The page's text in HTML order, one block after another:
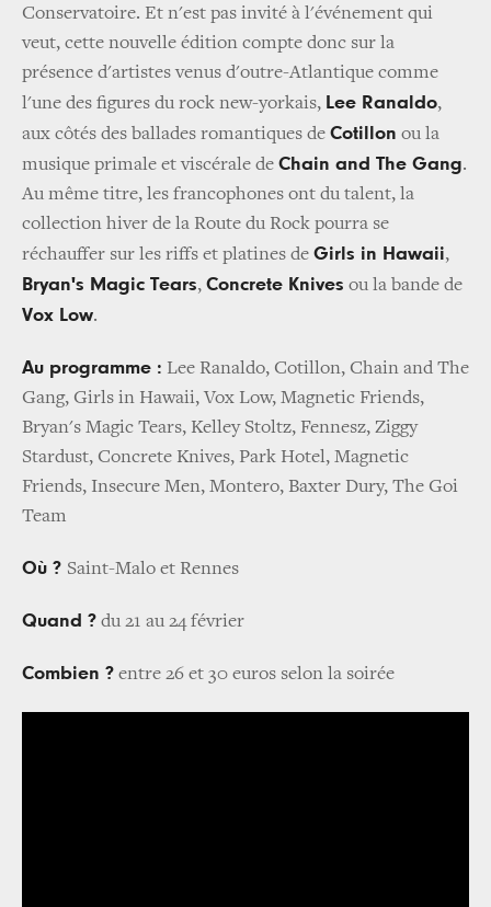
Conservatoire. Et n'est pas invité à l'événement qui
veut, cette nouvelle édition compte donc sur la
présence d'artistes venus d'outre-Atlantique comme
l'une des figures du rock new-yorkais, Lee Ranaldo,
aux côtés des ballades romantiques de Cotillon ou la
musique primale et viscérale de Chain and The Gang.
Au même titre, les francophones ont du talent, la
collection hiver de la Route du Rock pourra se
réchauffer sur les riffs et platines de Girls in Hawaii,
Bryan's Magic Tears, Concrete Knives ou la bande de
Vox Low.
Au programme : Lee Ranaldo, Cotillon, Chain and The
Gang, Girls in Hawaii, Vox Low, Magnetic Friends,
Bryan's Magic Tears, Kelley Stoltz, Fennesz, Ziggy
Stardust, Concrete Knives, Park Hotel, Magnetic
Friends, Insecure Men, Montero, Baxter Dury, The Goi
Team
Où ? Saint-Malo et Rennes
Quand ? du 21 au 24 février
Combien ? entre 26 et 30 euros selon la soirée